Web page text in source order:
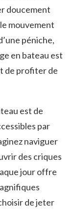
doucement
mouvement
péniche,
en bateau ‍est
de profiter de
est de
par
naviguer
des criques
jour offre
de jeter